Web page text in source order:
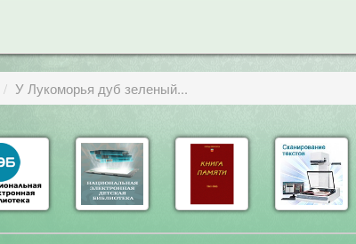
У Лукоморья дуб зеленый...